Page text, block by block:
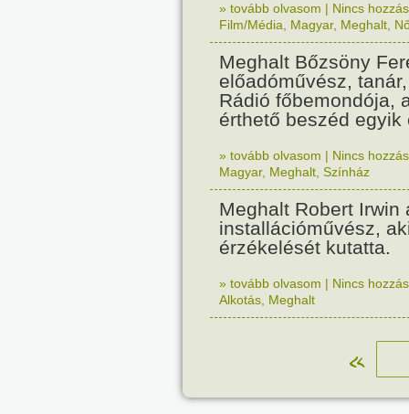
» tovább olvasom | Nincs
Film/Média
Magyar, Meghalt
Meghalt Bőzsöny
előadóművész,
Rádió főbemondója,
érthető beszéd egyik
» tovább olvasom | Nincs
Magyar, Meghalt Színház
Meghalt Robert Irwin
installációművész,
érzékelését kutatta.
» tovább olvasom | Nincs
Alkotás Meghalt
«